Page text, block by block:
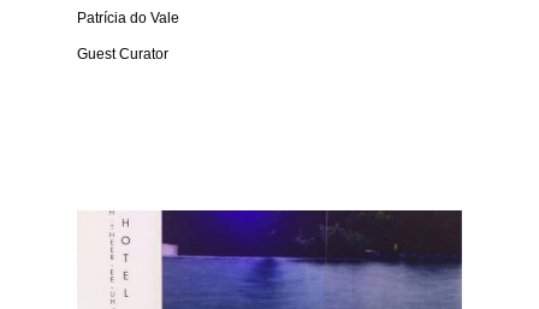
Patrícia do Vale
Guest Curator